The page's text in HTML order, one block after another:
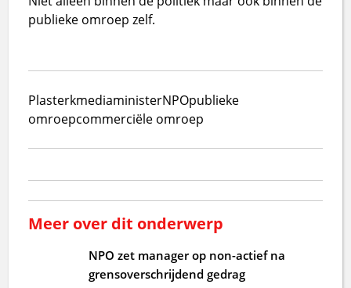
publieke omroep zelf.
PlasterkmediaministerNPOpublieke
omroepcommerciële omroep
Meer over dit onderwerp
NPO zet manager op non-actief na
grensoverschrijdend gedrag